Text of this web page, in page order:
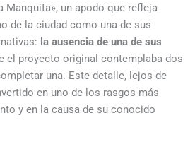
Manquita», un apodo que refleja
de la ciudad como una de sus
la ausencia de una de sus
el proyecto original contemplaba dos
una. Este detalle, lejos de
en uno de los rasgos más
y en la causa de su conocido